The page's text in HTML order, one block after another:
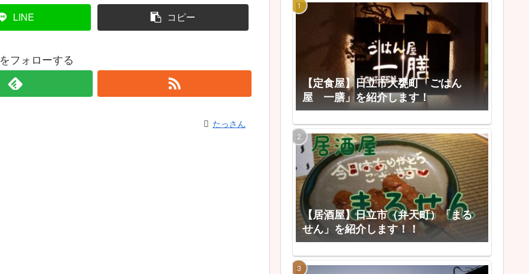
LINE コピー
フォローする
たっさん
【定食屋】日立市大甕町「ごはん
屋 一膳」を紹介します！
【居酒屋】日立市（弁天町）「まる
せん」を紹介します！！